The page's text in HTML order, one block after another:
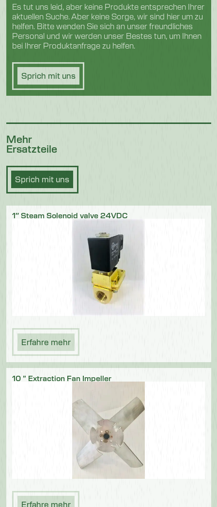
Es tut uns leid, aber keine Produkte entsprechen Ihrer
aktuellen Suche. Aber keine Sorge, wir sind hier um zu
helfen. Bitte wenden Sie sich an unser freundliches
Personal und wir werden unser Bestes tun, um Ihnen
bei Ihrer Produktanfrage zu helfen.
Sprich mit uns
Mehr
Ersatzteile
Sprich mit uns
1″ Steam Solenoid valve 24VDC
Erfahre mehr
10 ” Extraction Fan Impeller
Erfahre mehr